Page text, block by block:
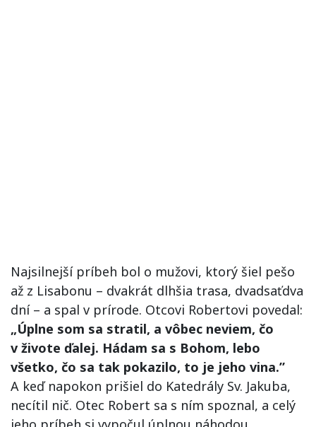
Najsilnejší príbeh bol o mužovi, ktorý šiel pešo
až z Lisabonu – dvakrát dlhšia trasa, dvadsaťdva
dní – a spal v prírode. Otcovi Robertovi povedal:
„Úplne som sa stratil, a vôbec neviem, čo
v živote ďalej. Hádam sa s Bohom, lebo
všetko, čo sa tak pokazilo, to je jeho vina.”
A keď napokon prišiel do Katedrály Sv. Jakuba,
necítil nič. Otec Robert sa s ním spoznal, a celý